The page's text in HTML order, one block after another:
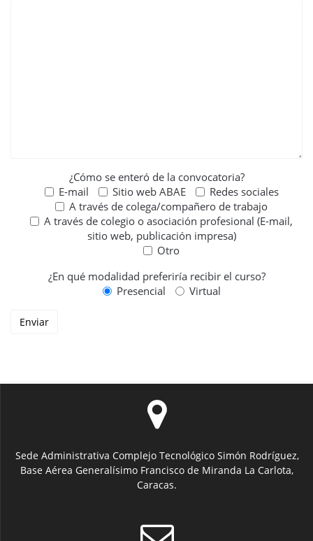
¿Cómo se enteró de la convocatoria?
E-mail
Sitio web ABAE
Redes sociales
A través de colega/compañero de trabajo
A través de colegio o asociación profesional (E-mail,
sitio web, publicación impresa)
Otro
¿En qué modalidad preferiría recibir el curso?
Presencial
Virtual
Sede Administrativa Complejo Tecnológico Simón Rodríguez,
Base Aérea Generalísimo Francisco de Miranda La Carlota,
Caracas.